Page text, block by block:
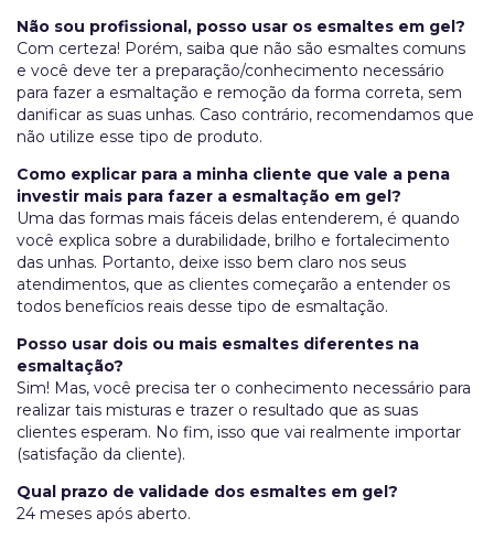
Não sou profissional, posso usar os esmaltes em gel?
Com certeza! Porém, saiba que não são esmaltes comuns
e você deve ter a preparação/conhecimento necessário
para fazer a esmaltação e remoção da forma correta, sem
danificar as suas unhas. Caso contrário, recomendamos que
não utilize esse tipo de produto.
Como explicar para a minha cliente que vale a pena
investir mais para fazer a esmaltação em gel?
Uma das formas mais fáceis delas entenderem, é quando
você explica sobre a durabilidade, brilho e fortalecimento
das unhas. Portanto, deixe isso bem claro nos seus
atendimentos, que as clientes começarão a entender os
todos benefícios reais desse tipo de esmaltação.
Posso usar dois ou mais esmaltes diferentes na
esmaltação?
Sim! Mas, você precisa ter o conhecimento necessário para
realizar tais misturas e trazer o resultado que as suas
clientes esperam. No fim, isso que vai realmente importar
(satisfação da cliente).
Qual prazo de validade dos esmaltes em gel?
24 meses após aberto.